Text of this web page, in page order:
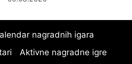
nagradnih igara
Aktivne nagradne igre